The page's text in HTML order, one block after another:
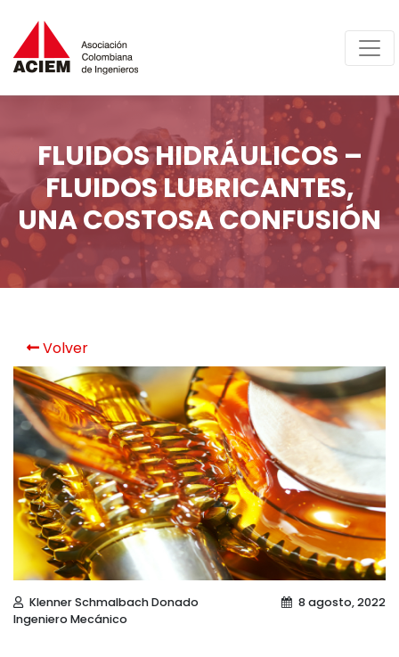
FLUIDOS HIDRÁULICOS –
FLUIDOS LUBRICANTES,
UNA COSTOSA CONFUSIÓN
Volver
Klenner Schmalbach Donado
Ingeniero Mecánico
8 agosto, 2022